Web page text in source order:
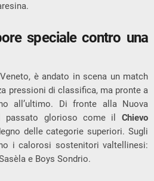
speciale contro una
è andato in scena un match
pressioni di classifica, ma pronte a
all’ultimo. Di fronte alla Nuova
passato glorioso come il Chievo
delle categorie superiori. Sugli
i calorosi sostenitori valtellinesi:
e Boys Sondrio.